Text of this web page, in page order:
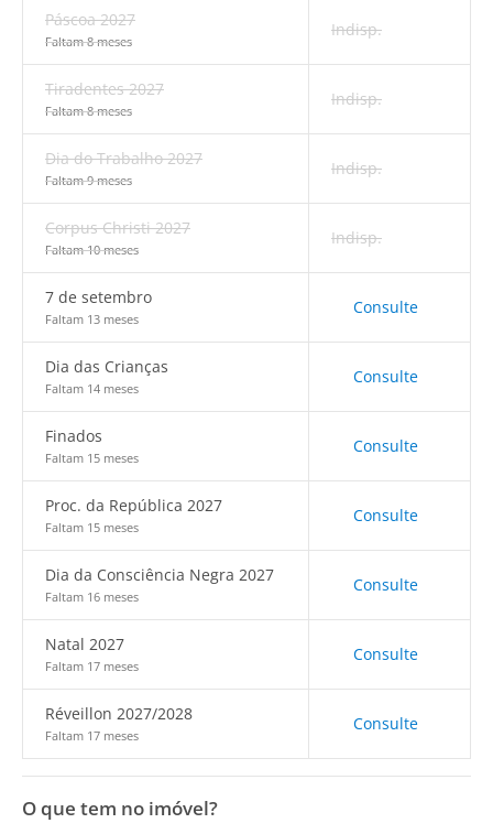
Páscoa 2027
Faltam 8 meses
Indisp.
Tiradentes 2027
Faltam 8 meses
Indisp.
Dia do Trabalho 2027
Faltam 9 meses
Indisp.
Corpus Christi 2027
Faltam 10 meses
Indisp.
7 de setembro
Faltam 13 meses
Consulte
Dia das Crianças
Faltam 14 meses
Consulte
Finados
Faltam 15 meses
Consulte
Proc. da República 2027
Faltam 15 meses
Consulte
Dia da Consciência Negra 2027
Faltam 16 meses
Consulte
Natal 2027
Faltam 17 meses
Consulte
Réveillon 2027/2028
Faltam 17 meses
Consulte
O que tem no imóvel?